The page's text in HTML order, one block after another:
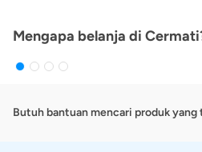
Mengapa belanja di
Butuh bantuan mencari produk yang